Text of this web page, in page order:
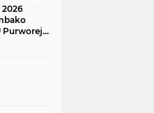
2026
Purworejo